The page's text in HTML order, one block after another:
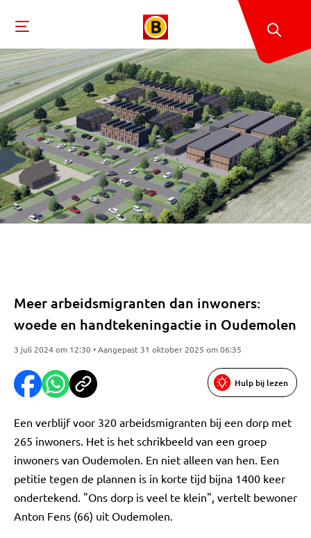
Meer arbeidsmigranten dan inwoners:
woede en handtekeningactie in Oudemolen
3 juli 2024 om 12:30 • Aangepast 31 oktober 2025 om 06:35
Hulp bij lezen
Een verblijf voor 320 arbeidsmigranten bij een dorp met
265 inwoners. Het is het schrikbeeld van een groep
inwoners van Oudemolen. En niet alleen van hen. Een
petitie tegen de plannen is in korte tijd bijna 1400 keer
ondertekend. "Ons dorp is veel te klein", vertelt bewoner
Anton Fens (66) uit Oudemolen.